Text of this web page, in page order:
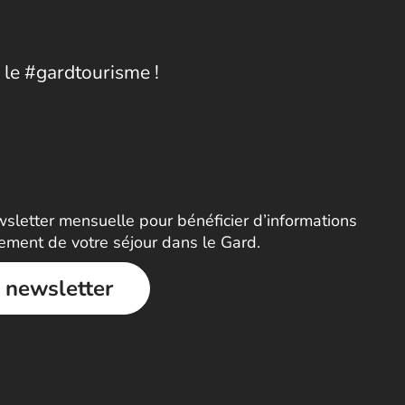
#gardtourisme !
mensuelle pour bénéficier d’informations
de votre séjour dans le Gard.
newsletter